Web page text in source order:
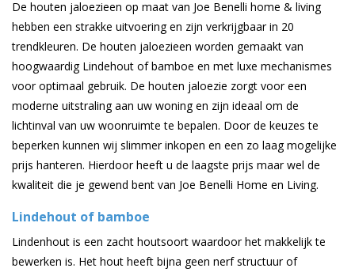
De houten jaloezieen op maat van Joe Benelli home & living
hebben een strakke uitvoering en zijn verkrijgbaar in 20
trendkleuren. De houten jaloezieen worden gemaakt van
hoogwaardig Lindehout of bamboe en met luxe mechanismes
voor optimaal gebruik. De houten jaloezie zorgt voor een
moderne uitstraling aan uw woning en zijn ideaal om de
lichtinval van uw woonruimte te bepalen. Door de keuzes te
beperken kunnen wij slimmer inkopen en een zo laag mogelijke
prijs hanteren. Hierdoor heeft u de laagste prijs maar wel de
kwaliteit die je gewend bent van Joe Benelli Home en Living.
Lindehout of bamboe
Lindenhout is een zacht houtsoort waardoor het makkelijk te
bewerken is. Het hout heeft bijna geen nerf structuur of